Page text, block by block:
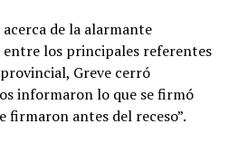
de la alarmante
entre los principales referentes
Greve cerró
informaron lo que se firmó
firmaron antes del receso”.